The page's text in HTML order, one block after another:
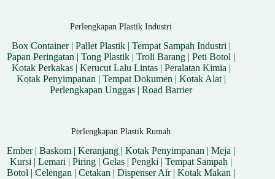
Perlengkapan Plastik Industri
Box Container| Pallet Plastik| Tempat Sampah Industri |
Papan Peringatan |Tong Plastik |Troli Barang |Peti Botol |
Kotak Perkakas| Kerucut Lalu Lintas| Peralatan Kimia |
Kotak Penyimpanan | Tempat Dokumen | Kotak Alat|
Perlengkapan Unggas |Road Barrier
Perlengkapan Plastik Rumah
Ember|Baskom |Keranjang |Kotak Penyimpanan |Meja |
Kursi |Lemari |Piring |Gelas |Pengki |Tempat Sampah |
Botol |Celengan |Cetakan |Dispenser Air|Kotak Makan |